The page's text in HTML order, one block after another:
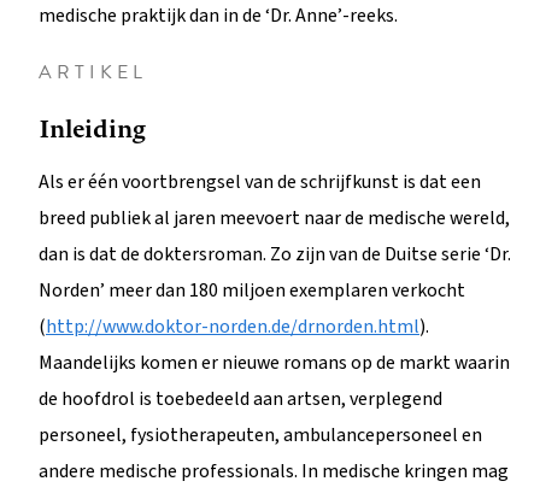
medische praktijk dan in de ‘Dr. Anne’-reeks.
ARTIKEL
Inleiding
Als er één voortbrengsel van de schrijfkunst is dat een
breed publiek al jaren meevoert naar de medische wereld,
dan is dat de doktersroman. Zo zijn van de Duitse serie ‘Dr.
Norden’ meer dan 180 miljoen exemplaren verkocht
(http://www.doktor-norden.de/drnorden.html).
Maandelijks komen er nieuwe romans op de markt waarin
de hoofdrol is toebedeeld aan artsen, verplegend
personeel, fysiotherapeuten, ambulancepersoneel en
andere medische professionals. In medische kringen mag